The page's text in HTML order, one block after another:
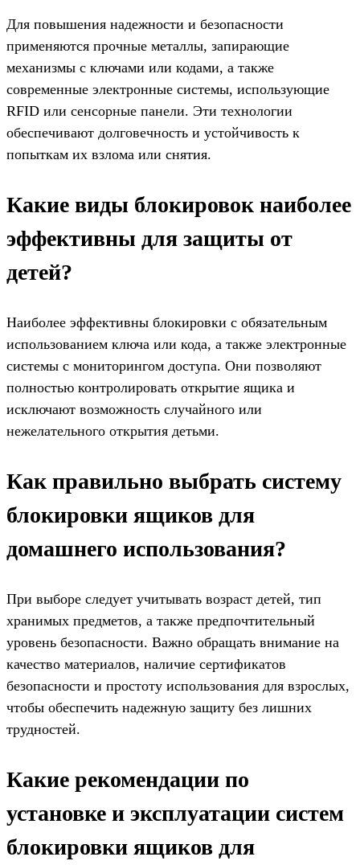
Для повышения надежности и безопасности
применяются прочные металлы, запирающие
механизмы с ключами или кодами, а также
современные электронные системы, использующие
RFID или сенсорные панели. Эти технологии
обеспечивают долговечность и устойчивость к
попыткам их взлома или снятия.
Какие виды блокировок наиболее
эффективны для защиты от
детей?
Наиболее эффективны блокировки с обязательным
использованием ключа или кода, а также электронные
системы с мониторингом доступа. Они позволяют
полностью контролировать открытие ящика и
исключают возможность случайного или
нежелательного открытия детьми.
Как правильно выбрать систему
блокировки ящиков для
домашнего использования?
При выборе следует учитывать возраст детей, тип
хранимых предметов, а также предпочтительный
уровень безопасности. Важно обращать внимание на
качество материалов, наличие сертификатов
безопасности и простоту использования для взрослых,
чтобы обеспечить надежную защиту без лишних
трудностей.
Какие рекомендации по
установке и эксплуатации систем
блокировки ящиков для